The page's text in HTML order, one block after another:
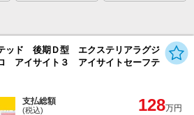
ッド 後期Ｄ型 エクステリアラグジ
アイサイト３ アイサイトセーフテ
支払総額
(税込) 128万円